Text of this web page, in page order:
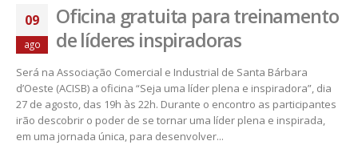
09
ago
Oficina gratuita para treinamento
de líderes inspiradoras
Será na Associação Comercial e Industrial de Santa Bárbara
d’Oeste (ACISB) a oficina “Seja uma líder plena e inspiradora”, dia
27 de agosto, das 19h às 22h. Durante o encontro as participantes
irão descobrir o poder de se tornar uma líder plena e inspirada,
em uma jornada única, para desenvolver...